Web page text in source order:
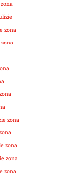
zona
zona
zona
zona
zona
zona